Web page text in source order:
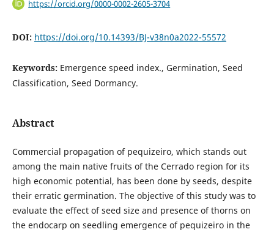
https://orcid.org/0000-0002-2605-3704
DOI: https://doi.org/10.14393/BJ-v38n0a2022-55572
Keywords: Emergence speed index., Germination, Seed
Classification, Seed Dormancy.
Abstract
Commercial propagation of pequizeiro, which stands out
among the main native fruits of the Cerrado region for its
high economic potential, has been done by seeds, despite
their erratic germination. The objective of this study was to
evaluate the effect of seed size and presence of thorns on
the endocarp on seedling emergence of pequizeiro in the